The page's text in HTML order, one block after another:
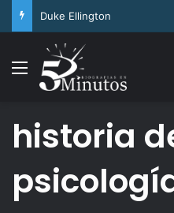
Arthur Ashe
Menu
historia